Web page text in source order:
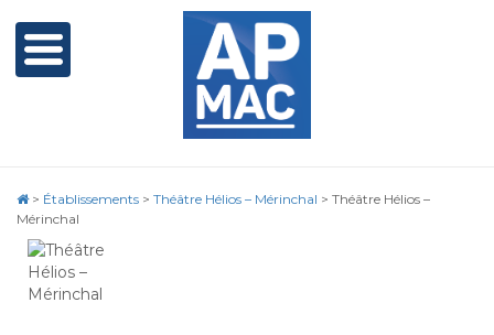
> Établissements > Théâtre Hélios – Mérinchal > Théâtre Hélios –
Mérinchal